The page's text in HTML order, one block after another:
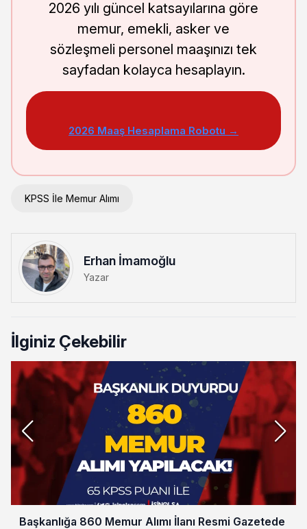
2026 yılı güncel katsayılarına göre
memur, emekli, asker ve
sözleşmeli personel maaşınızı tek
sayfadan kolayca hesaplayın.
2026 Maaş Hesaplama Robotu →
KPSS İle Memur Alımı
Erhan İmamoğlu
Yazar
İlginiz Çekebilir
Başkanlığa 860 Memur Alımı İlanı Resmi Gazetede